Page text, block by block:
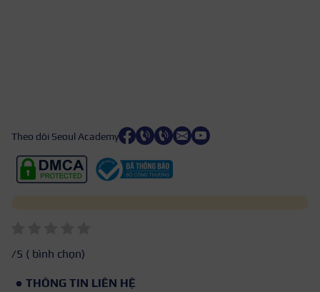
Theo dõi Seoul Academy
/5 ( bình chọn)
THÔNG TIN LIÊN HỆ